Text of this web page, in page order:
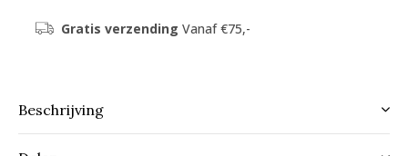
Gratis verzending Vanaf €75,-
Beschrijving